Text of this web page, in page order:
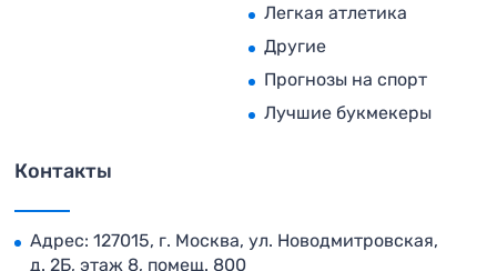
Легкая атлетика
Другие
Прогнозы на спорт
Лучшие букмекеры
Контакты
Адрес: 127015, г. Москва, ул. Новодмитровская,
д. 2Б, этаж 8, помещ. 800